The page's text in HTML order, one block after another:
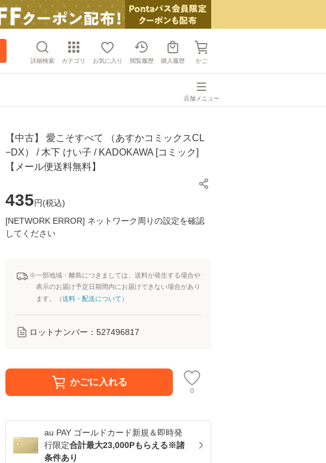
詳細検索 カテゴリ お気に入り 閲覧履歴 購入履歴 かご
店舗メニュー
【中古】 愛こそすべて （あすかコミックスCL
−DX） / 木下 けい子 / KADOKAWA [コミック]
【メール便送料無料】
435円(税込)
[NETWORK ERROR] ネットワーク周りの設定を確認
してください
※一部地域・離島につきましては、送料が発生する場合や
表示のお届け予定日期間内にお届けできない場合があり
ます。（送料・配送について ）
ロットナンバー： 527496817
かごに入れる
0
au PAY ゴールドカード新規＆即時発
行限定合計最大23,000Pもらえる※諸
条件あり